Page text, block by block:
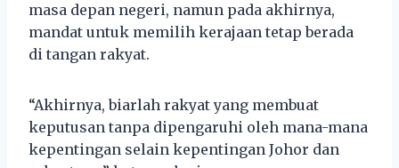
masa depan negeri, namun pada akhirnya,
mandat untuk memilih kerajaan tetap berada
di tangan rakyat.
“Akhirnya, biarlah rakyat yang membuat
keputusan tanpa dipengaruhi oleh mana-mana
kepentingan selain kepentingan Johor dan